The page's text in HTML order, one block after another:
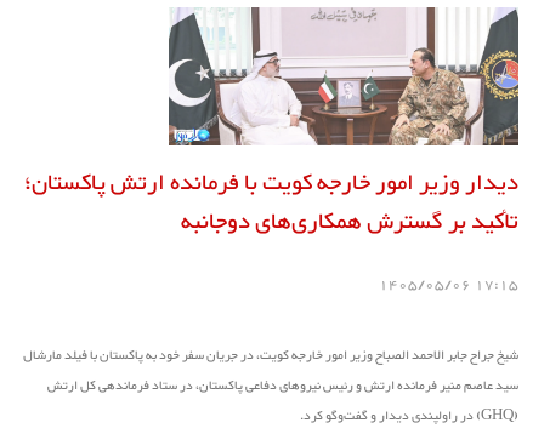
دیدار وزیر امور خارجه کویت با فرمانده ارتش پاکستان؛
تأکید بر گسترش همکاری‌های دوجانبه
17:15 1405/05/06
شیخ جراح جابر الاحمد الصباح وزیر امور خارجه کویت، در جریان سفر خود به پاکستان با فیلد مارشال
سید عاصم منیر فرمانده ارتش و رئیس نیروهای دفاعی پاکستان، در ستاد فرماندهی کل ارتش
(GHQ) در راولپندی دیدار و گفت‌وگو کرد.